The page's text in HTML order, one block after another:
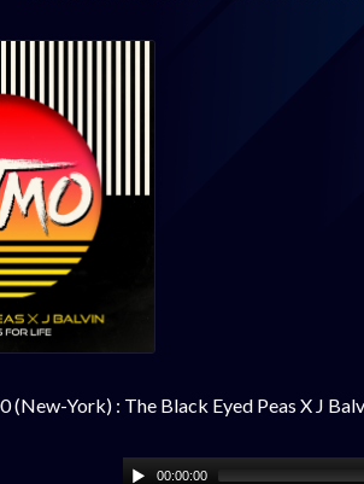
(New-York) : The Black Eyed Peas X J
00:00:00